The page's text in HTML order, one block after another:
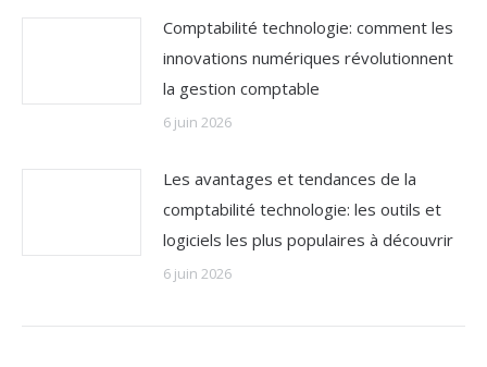
Comptabilité technologie: comment les
innovations numériques révolutionnent
la gestion comptable
6 juin 2026
Les avantages et tendances de la
comptabilité technologie: les outils et
logiciels les plus populaires à découvrir
6 juin 2026